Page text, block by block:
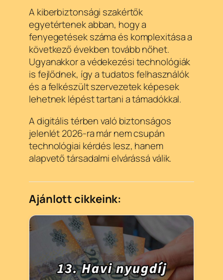
A kiberbiztonsági szakértők
egyetértenek abban, hogy a
fenyegetések száma és komplexitása a
következő években tovább nőhet.
Ugyanakkor a védekezési technológiák
is fejlődnek, így a tudatos felhasználók
és a felkészült szervezetek képesek
lehetnek lépést tartani a támadókkal.
A digitális térben való biztonságos
jelenlét 2026-ra már nem csupán
technológiai kérdés lesz, hanem
alapvető társadalmi elvárássá válik.
Ajánlott cikkeink: